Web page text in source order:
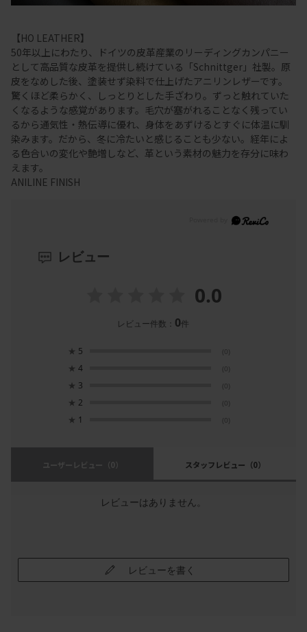
【HO LEATHER】
50年以上にわたり、ドイツの皮革産業のリーディングカンパニー
として高品質な皮革を提供し続けている「Schnittger」社製。原
皮をなめした後、塗装せず染料で仕上げたアニリンレザーです。
驚くほど柔らかく、しっとりとした手ざわり。ずっと触れていた
くなるような感覚があります。毛穴が塞がれることなく残ってい
るから通気性・熱伝導に優れ、身体をあずけるとすぐに体温に馴
染みます。だから、冬に冷たいと感じることも少ない。経年によ
る色合いの変化や艶増しなど、革という素材の魅力を存分に味わ
えます。
ANILINE FINISH
レビュー
0.0
レビュー件数： 0件
★ 5 (0)
★ 4 (0)
★ 3 (0)
★ 2 (0)
★ 1 (0)
ユーザーレビュー （0） スタッフレビュー （0）
レビューはありません。
レビューを書く